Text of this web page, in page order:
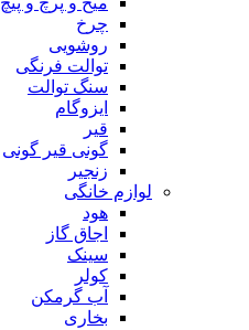
چرخ
روشویی
توالت فرنگی
سنگ توالت
ایزوگام
قیر
گونی قیر گونی
زنجیر
لوازم خانگی
هود
اجاق گاز
سینک
کولر
آب گرمکن
بخاری